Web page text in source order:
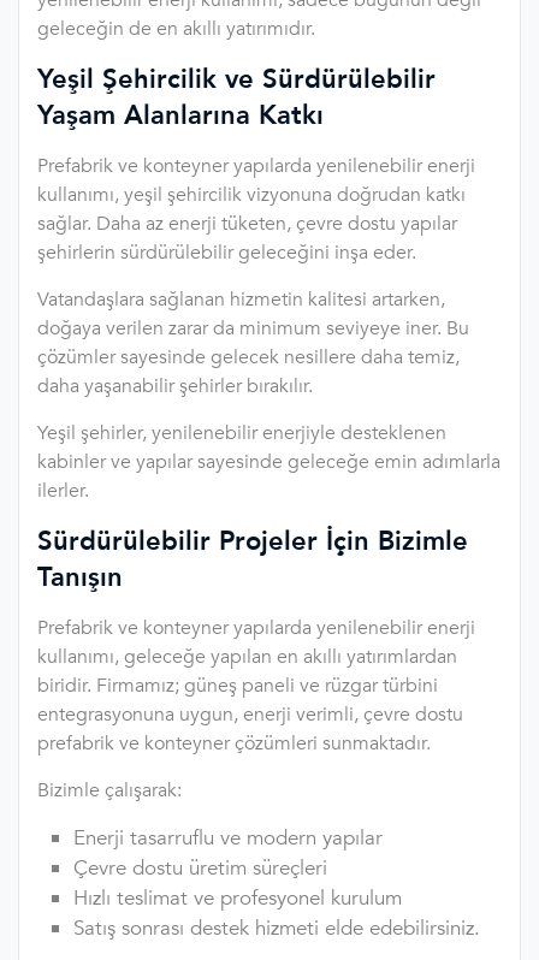
geleceğin de en akıllı yatırımıdır.
Yeşil Şehircilik ve Sürdürülebilir
Yaşam Alanlarına Katkı
Prefabrik ve konteyner yapılarda yenilenebilir enerji
kullanımı, yeşil şehircilik vizyonuna doğrudan katkı
sağlar. Daha az enerji tüketen, çevre dostu yapılar
şehirlerin sürdürülebilir geleceğini inşa eder.
Vatandaşlara sağlanan hizmetin kalitesi artarken,
doğaya verilen zarar da minimum seviyeye iner. Bu
çözümler sayesinde gelecek nesillere daha temiz,
daha yaşanabilir şehirler bırakılır.
Yeşil şehirler, yenilenebilir enerjiyle desteklenen
kabinler ve yapılar sayesinde geleceğe emin adımlarla
ilerler.
Sürdürülebilir Projeler İçin Bizimle
Tanışın
Prefabrik ve konteyner yapılarda yenilenebilir enerji
kullanımı, geleceğe yapılan en akıllı yatırımlardan
biridir. Firmamız; güneş paneli ve rüzgar türbini
entegrasyonuna uygun, enerji verimli, çevre dostu
prefabrik ve konteyner çözümleri sunmaktadır.
Bizimle çalışarak:
Enerji tasarruflu ve modern yapılar
Çevre dostu üretim süreçleri
Hızlı teslimat ve profesyonel kurulum
Satış sonrası destek hizmeti elde edebilirsiniz.